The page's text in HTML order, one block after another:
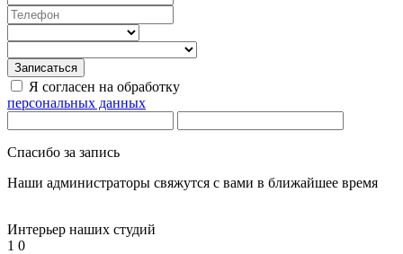
Контурная пластика губ
Биоревитализация
Биоревитализация губ
Биоревитализация рук
Газожидкостный пилинг
Газожидкостный пилинг лица
Восковая депиляция
Записаться
Я согласен на обработку
персональных данных
Спасибо за запись
Наши администраторы свяжутся с вами в ближайшее время
Интерьер наших студий
1 0